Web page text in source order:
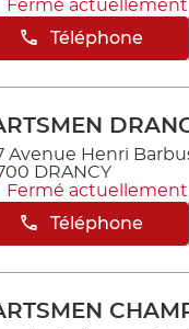
Fermé actuellement
Téléphone
Avenue Henri
DRANCY
Fermé actuellement
Téléphone